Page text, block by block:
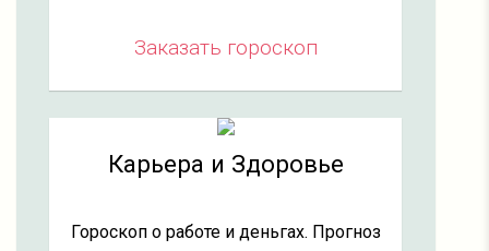
Заказать гороскоп
Карьера и Здоровье
Гороскоп о работе и деньгах. Прогноз